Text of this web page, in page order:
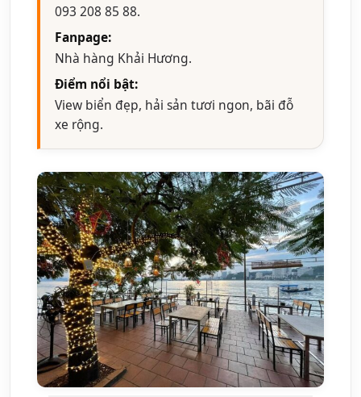
093 208 85 88.
Fanpage:
Nhà hàng Khải Hương.
Điểm nổi bật:
View biển đẹp, hải sản tươi ngon, bãi đỗ
xe rộng.